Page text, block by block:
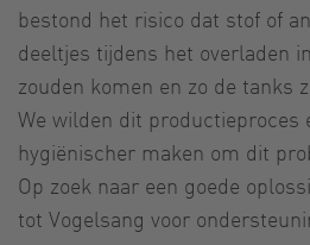
bestond het risico dat stof of
deeltjes tijdens het overladen
zouden komen en zo de tanks
We wilden dit productieproces
hygiënischer maken om dit
Op zoek naar een goede
tot Vogelsang voor